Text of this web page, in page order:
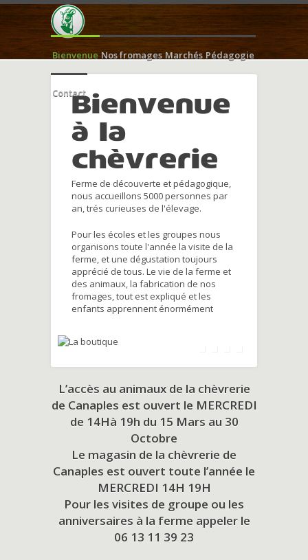
Bienvenue Nos fromages Marchés Pédagogie
ContactBienvenue
à la
chèvrerie
Ferme de découverte et pédagogique,
nous accueillons 5000 personnes par
an, trés curieuses de l'élevage.
Pour les écoles et les groupes nous
organisons toute l'année la visite de la
ferme, et une dégustation toujours
apprécié de tous. Le vie de la ferme et
des animaux, la fabrication de nos
fromages, tout est expliqué et les
enfants apprennent énormément
L’accès au animaux de la chèvrerie
de Canaples est ouvert le MERCREDI
de 14Hà 19h du 15 Mars au 30
Octobre
Le magasin de la chèvrerie de
Canaples est ouvert toute l’année le
MERCREDI 14H 19H
Pour les visites de groupe ou les
anniversaires à la ferme appeler le
06 13 11 39 23